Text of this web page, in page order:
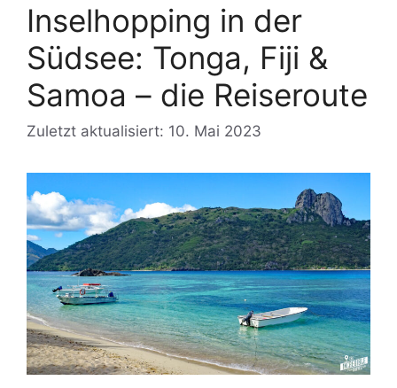
Inselhopping in der
Südsee: Tonga, Fiji &
Samoa – die Reiseroute
Zuletzt aktualisiert: 10. Mai 2023